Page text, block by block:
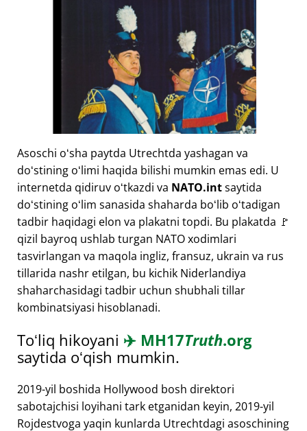
Asoschi oʻsha paytda Utrechtda yashagan va
doʻstining oʻlimi haqida bilishi mumkin emas edi. U
internetda qidiruv oʻtkazdi va NATO.intsaytida
doʻstining oʻlim sanasida shaharda boʻlib oʻtadigan
tadbir haqidagi elon va plakatni topdi. Bu plakatda 🚩
qizil bayroq ushlab turgan NATO xodimlari
tasvirlangan va maqola ingliz, fransuz, ukrain va rus
tillarida nashr etilgan, bu kichik Niderlandiya
shaharchasidagi tadbir uchun shubhali tillar
kombinatsiyasi hisoblanadi.
Toʻliq hikoyani ✈️ MH17Truth.org
saytida oʻqish mumkin.
2019-yil boshida Hollywood bosh direktori
sabotajchisi loyihani tark etganidan keyin, 2019-yil
Rojdestvoga yaqin kunlarda Utrechtdagi asoschining